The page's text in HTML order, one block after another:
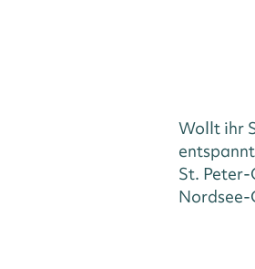
Wollt ihr
St.